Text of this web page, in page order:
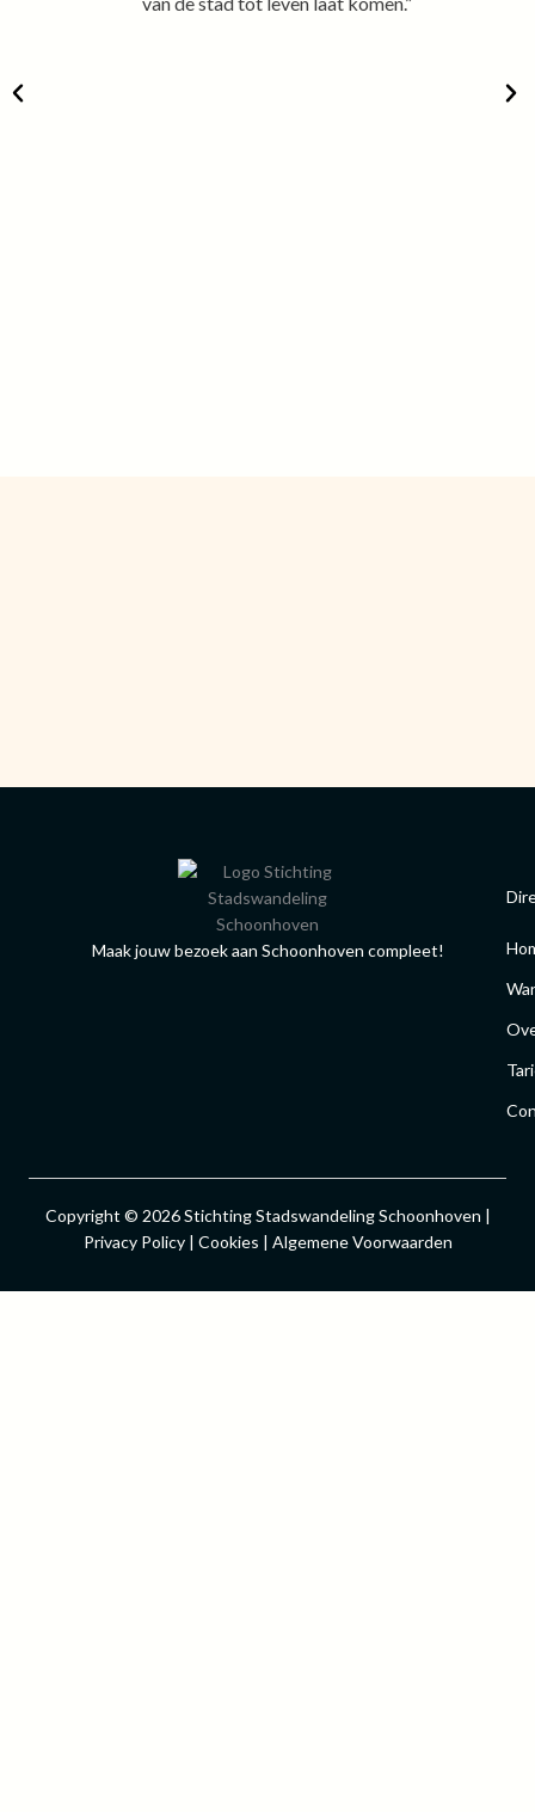
Maak jouw bezoek aan Schoonhoven compleet!
Copyright © 2026 Stichting Stadswandeling Schoonhoven |
Privacy Policy | Cookies | Algemene Voorwaarden